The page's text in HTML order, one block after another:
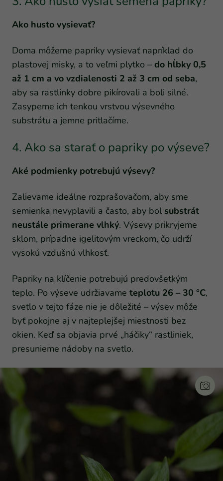
Ako husto vysievať?
Doma môžeme papriky vysievať napríklad do
plastovej misky, a to veľmi plytko – do hĺbky 0,5
až 1 cm a vo vzdialenosti 2 až 3 cm od seba,
aby sa rastlinky dobre pikírovali a boli silné.
Zasypeme ich tenkou vrstvou výsevného
substrátu a jemne pritlačíme.
4. Ako sa starať o papriky po výseve?
Aké podmienky potrebujú výsevy?
Zalievame ideálne rozprašovačom, aby sme
semienka nevyplavili a často, aby bol substrát
neustále primerane vlhký. Výsevy prikryjeme
sklom, prípadne igelitovým vreckom, čo udrží
vysokú vzdušnú vlhkosť.
Papriky na klíčenie potrebujú predovšetkým
teplo. Po výseve udržiavame teplotu 26 – 30 °C,
svetlo v tejto fáze nie je dôležité – výsev môže
byť pokojne aj v najteplejšej miestnosti bez
okien. Keď sa objavia prvé „háčiky“ rastliniek,
presunieme nádoby na svetlo.